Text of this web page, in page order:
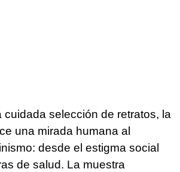
cuidada selección de retratos, la
una mirada humana al
desde el estigma social
de salud. La muestra